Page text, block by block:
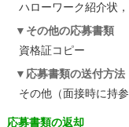
ハローワーク紹介状
その他の応募書類
資格証コピー
応募書類の送付方法
その他（面接時に持参
応募書類の返却